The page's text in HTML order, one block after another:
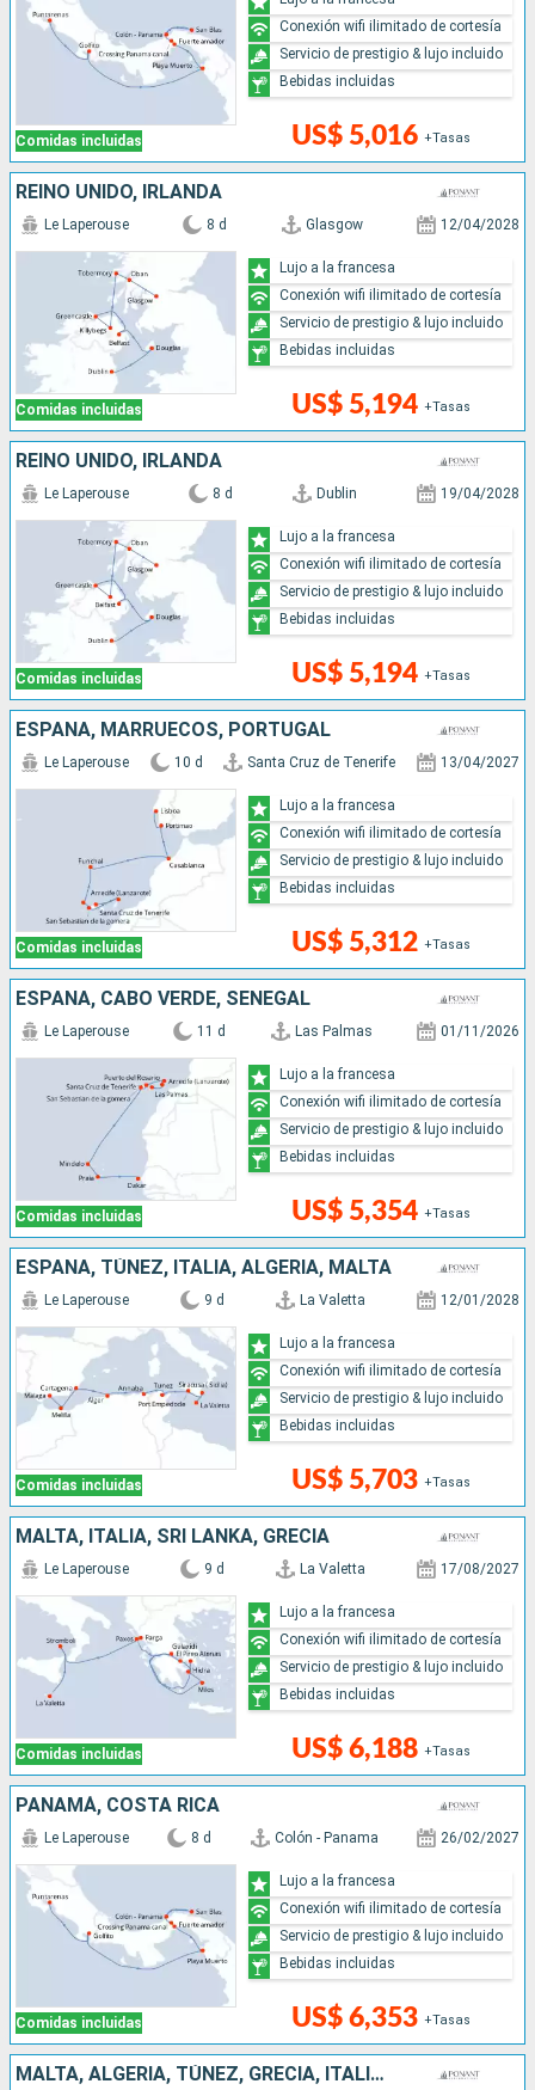
Comidas incluidas US$ 5,016 +Tasas
Conexión wifi ilimitado de cortesía
Servicio de prestigio & lujo incluido
Bebidas incluidas
REINO UNIDO, IRLANDA
Comidas incluidas
Le Laperouse 8 d Glasgow 12/04/2028
US$ 5,194 +Tasas
Lujo a la francesa
Conexión wifi ilimitado de cortesía
Servicio de prestigio & lujo incluido
Bebidas incluidas
REINO UNIDO, IRLANDA
Comidas incluidas
Le Laperouse 8 d Dublin 19/04/2028
US$ 5,194 +Tasas
Lujo a la francesa
Conexión wifi ilimitado de cortesía
Servicio de prestigio & lujo incluido
Bebidas incluidas
ESPAÑA, MARRUECOS, PORTUGAL
Comidas incluidas
Le Laperouse 10 d Santa Cruz de Tenerife 13/04/2027
US$ 5,312 +Tasas
Lujo a la francesa
Conexión wifi ilimitado de cortesía
Servicio de prestigio & lujo incluido
Bebidas incluidas
ESPAÑA, CABO VERDE, SENEGAL
Comidas incluidas
Le Laperouse 11 d Las Palmas 01/11/2026
US$ 5,354 +Tasas
Lujo a la francesa
Conexión wifi ilimitado de cortesía
Servicio de prestigio & lujo incluido
Bebidas incluidas
ESPAÑA, TÚNEZ, ITALIA, ALGERIA, MALTA
Comidas incluidas
Le Laperouse 9 d La Valetta 12/01/2028
US$ 5,703 +Tasas
Lujo a la francesa
Conexión wifi ilimitado de cortesía
Servicio de prestigio & lujo incluido
Bebidas incluidas
MALTA, ITALIA, SRI LANKA, GRECIA
Comidas incluidas
Le Laperouse 9 d La Valetta 17/08/2027
US$ 6,188 +Tasas
Lujo a la francesa
Conexión wifi ilimitado de cortesía
Servicio de prestigio & lujo incluido
Bebidas incluidas
PANAMÁ, COSTA RICA
Comidas incluidas
Le Laperouse 8 d Colón - Panama 26/02/2027
US$ 6,353 +Tasas
Lujo a la francesa
Conexión wifi ilimitado de cortesía
Servicio de prestigio & lujo incluido
Bebidas incluidas
MALTA, ALGERIA, TÚNEZ, GRECIA, ITALIA, ESPAÑA